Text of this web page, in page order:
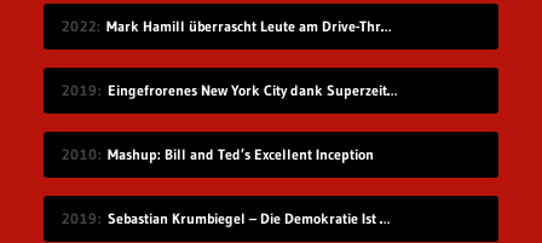
2022 Mark Hamill überrascht Leute am Drive-Thru-Schalter
2019 Eingefrorenes New York City dank Superzeitlupe
2010 Mashup: Bill and Ted’s Excellent Inception
2019 Sebastian Krumbiegel – Die Demokratie Ist Weiblich